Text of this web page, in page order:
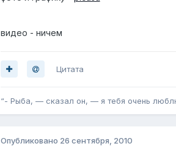
видео - ничем
Цитата
“- Рыба, — сказал он, — я тебя очень
Опубликовано 26 сентября, 2010